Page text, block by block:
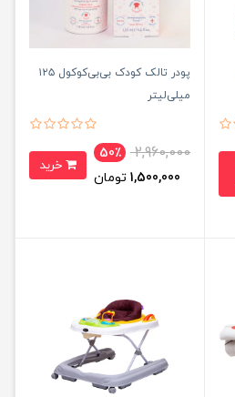
پودر تالک کودک بی‌بی‌کوکول ۱۲۵
میلی‌لیتر
2,960,000
50٪
1,500,000 تومان